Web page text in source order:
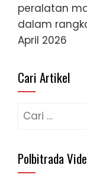
peralatan
dalam
April 2026
Cari Artikel
Cari
Polbitrada